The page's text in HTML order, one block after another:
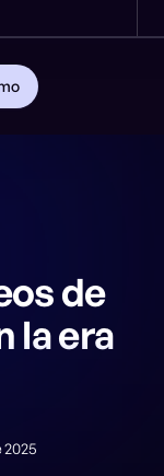
de
la era
2025